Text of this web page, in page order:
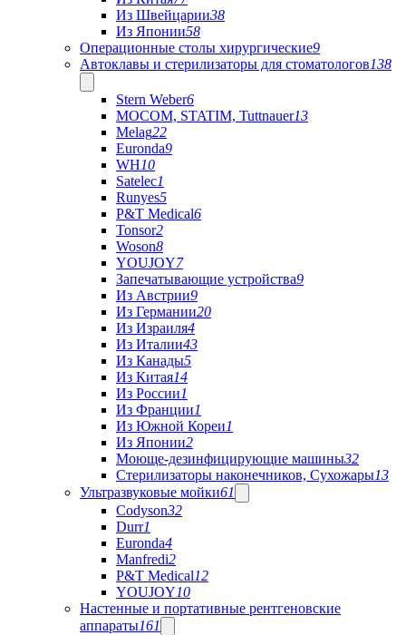
Из Швейцарии38
Из Японии58
Операционные столы хирургические9
Автоклавы и стерилизаторы для стоматологов138
Stern Weber6
MOCOM, STATIM, Tuttnauer13
Melag22
Euronda9
WH10
Satelec1
Runyes5
P&T Medical6
Tonsor2
Woson8
YOUJOY7
Запечатывающие устройства9
Из Австрии9
Из Германии20
Из Израиля4
Из Италии43
Из Канады5
Из Китая14
Из России1
Из Франции1
Из Южной Кореи1
Из Японии2
Моюще-дезинфицирующие машины32
Стерилизаторы наконечников, Сухожары13
Ультразвуковые мойки61
Codyson32
Durr1
Euronda4
Manfredi2
P&T Medical12
YOUJOY10
Настенные и портативные рентгеновские
аппараты161